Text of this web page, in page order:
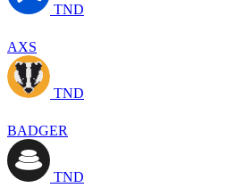
TND
AXS
TND
BADGER
TND